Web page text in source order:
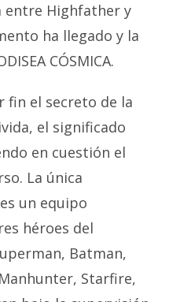
entre Highfather y
ha llegado y la
CÓSMICA.
fin el secreto de la
el significado
en cuestión el
La única
un equipo
héroes del
Batman,
Starfire,